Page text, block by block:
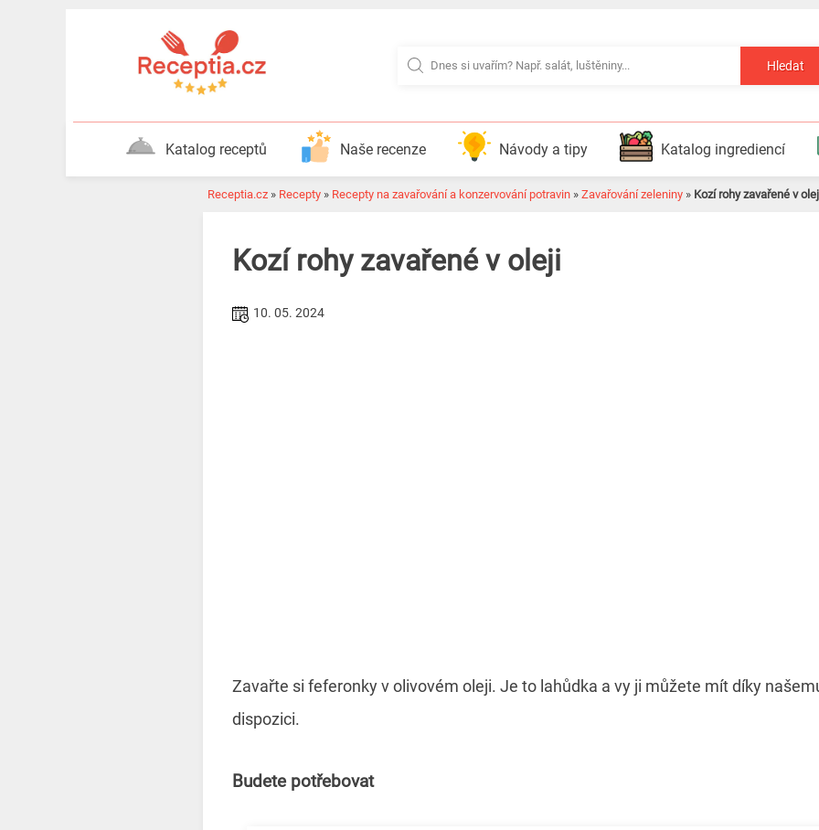
Hledat
Katalog receptů Naše recenze Návody a tipy Katalog ingrediencí
Receptia.cz » Recepty » Recepty na zavařování a konzervování potravin » Zavařování zeleniny » Kozí rohy zavařené v
Kozí rohy zavařené v oleji
10. 05. 2024
Zavařte si feferonky v olivovém oleji. Je to lahůdka a vy ji můžete mít díky
dispozici.
Budete potřebovat